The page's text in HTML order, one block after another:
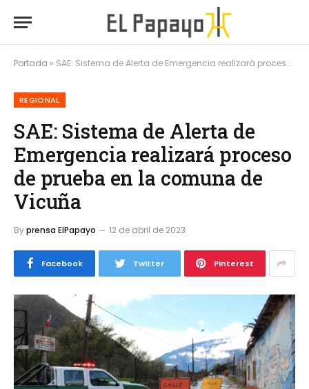
Portada » SAE: Sistema de Alerta de Emergencia realizará proceso de prueba en la comuna de Vicuña
REGIONAL
SAE: Sistema de Alerta de
Emergencia realizará proceso
de prueba en la comuna de
Vicuña
Byprensa ElPapayo 12 de abril de 2023
Facebook Twitter Pinterest